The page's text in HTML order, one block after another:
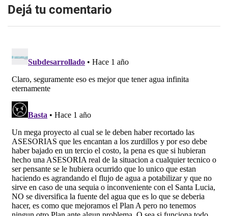
Dejá tu comentario